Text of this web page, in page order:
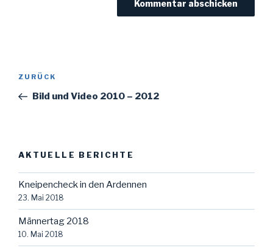
Beitragsnavigation
Vorheriger
Beitrag
ZURÜCK
Bild und Video 2010 – 2012
AKTUELLE BERICHTE
Kneipencheck in den Ardennen
23. Mai 2018
Männertag 2018
10. Mai 2018